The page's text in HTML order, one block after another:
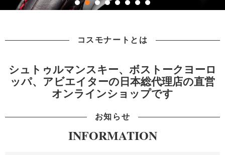
コスモナートとは
シュトゥルマンスキー、ボストークヨーロ
ッパ、アビエイターの日本総代理店の直営
オンラインショップです
お知らせ
INFORMATION